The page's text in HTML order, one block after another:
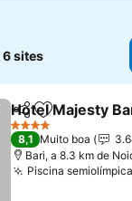
6 sites
PartilharAdicionar
Hotel Majesty
4 Estrelas
8,1 Muito boa
Bari, a 8.3 km de
Piscina